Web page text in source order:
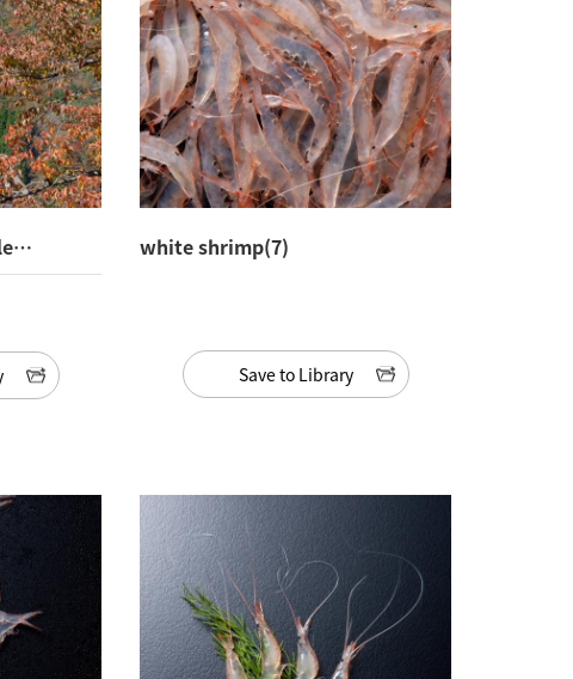
white shrimp(7)
Save to Library